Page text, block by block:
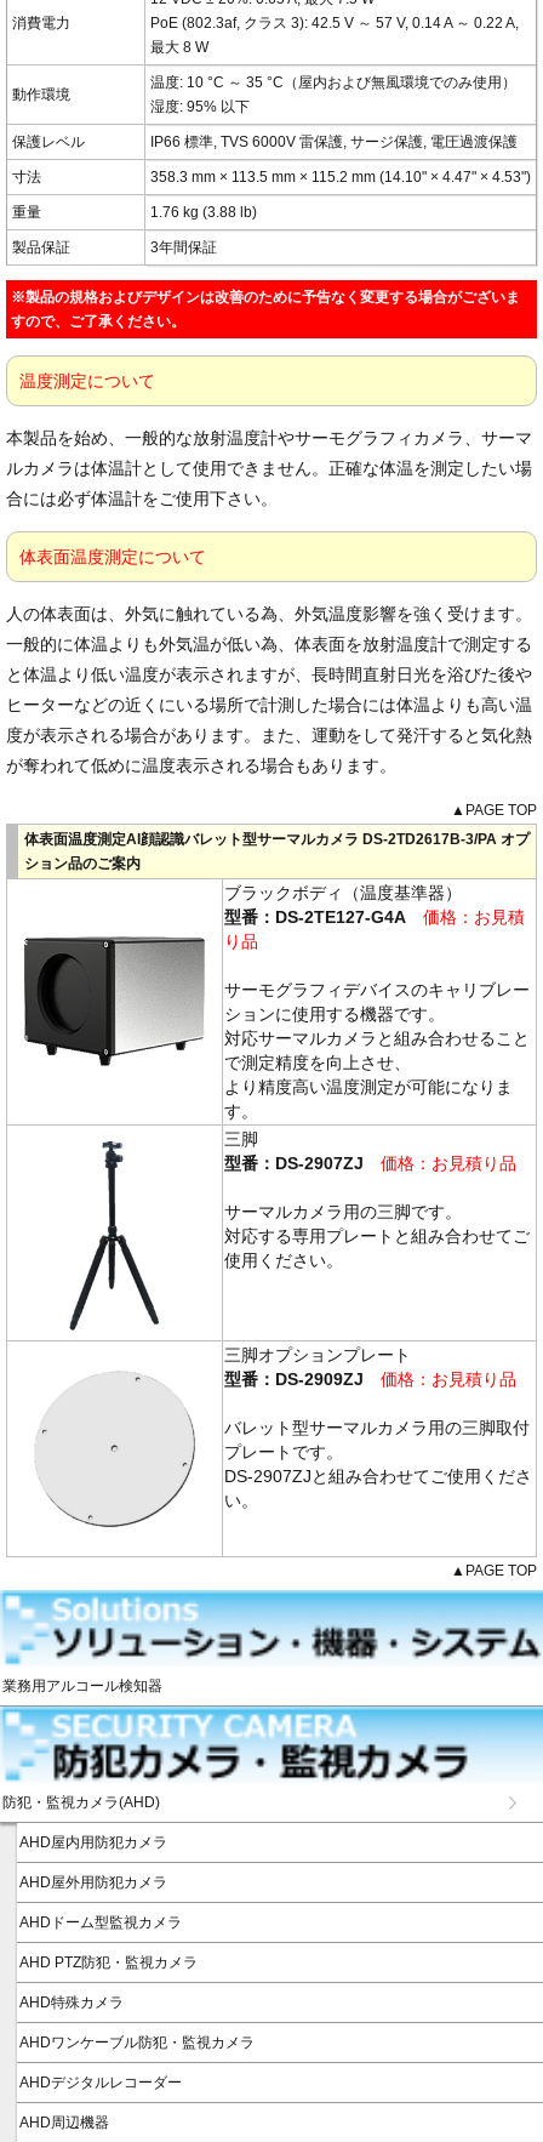
消費電力
PoE (802.3af, クラス 3): 42.5 V ～ 57 V, 0.14 A ～ 0.22 A,
最大 8 W
動作環境
温度: 10 °C ～ 35 °C（屋内および無風環境でのみ使用）
湿度: 95% 以下
保護レベル IP66 標準, TVS 6000V 雷保護, サージ保護, 電圧過渡保護
寸法 358.3 mm × 113.5 mm × 115.2 mm (14.10" × 4.47" × 4.53")
重量 1.76 kg (3.88 lb)
製品保証 3年間保証
※製品の規格およびデザインは改善のために予告なく変更する場合がございま
すので、ご了承ください。
温度測定について
本製品を始め、一般的な放射温度計やサーモグラフィカメラ、サーマ
ルカメラは体温計として使用できません。正確な体温を測定したい場
合には必ず体温計をご使用下さい。
体表面温度測定について
人の体表面は、外気に触れている為、外気温度影響を強く受けます。
一般的に体温よりも外気温が低い為、体表面を放射温度計で測定する
と体温より低い温度が表示されますが、長時間直射日光を浴びた後や
ヒーターなどの近くにいる場所で計測した場合には体温よりも高い温
度が表示される場合があります。また、運動をして発汗すると気化熱
が奪われて低めに温度表示される場合もあります。
▲PAGE TOP
体表面温度測定AI顔認識バレット型サーマルカメラ DS-2TD2617B-3/PA オプ
ション品のご案内
ブラックボディ（温度基準器）
型番：DS-2TE127-G4A 価格：お見積
り品
サーモグラフィデバイスのキャリブレー
ションに使用する機器です。
対応サーマルカメラと組み合わせること
で測定精度を向上させ、
より精度高い温度測定が可能になりま
す。
三脚
型番：DS-2907ZJ 価格：お見積り品
サーマルカメラ用の三脚です。
対応する専用プレートと組み合わせてご
使用ください。
三脚オプションプレート
型番：DS-2909ZJ 価格：お見積り品
バレット型サーマルカメラ用の三脚取付
プレートです。
DS-2907ZJと組み合わせてご使用くださ
い。
▲PAGE TOP
業務用アルコール検知器
防犯・監視カメラ(AHD)
AHD屋内用防犯カメラ
AHD屋外用防犯カメラ
AHDドーム型監視カメラ
AHD PTZ防犯・監視カメラ
AHD特殊カメラ
AHDワンケーブル防犯・監視カメラ
AHDデジタルレコーダー
AHD周辺機器